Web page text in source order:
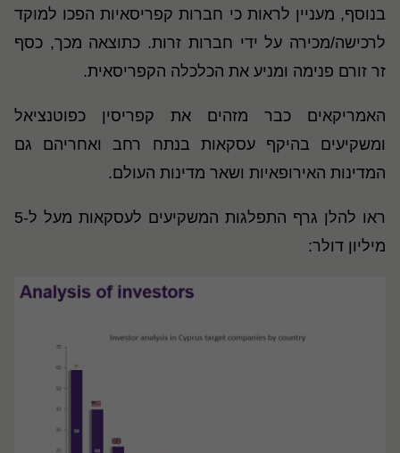
בנוסף, מעניין לראות כי חברות קפריסאיות הפכו למוקד
לרכישה/מכירה על ידי חברות זרות. כתוצאה מכך, כסף
זר זורם פנימה ומניע את הכלכלה הקפריסאית.
האמריקאים כבר מזהים את קפריסין כפוטנציאל
ומשקיעים בהיקף עסקאות בנתח רחב ואחריהם גם
המדינות האירופאיות ושאר מדינות העולם.
ראו להלן גרף התפלגות המשקיעים לעסקאות מעל ל-5
מיליון דולר: